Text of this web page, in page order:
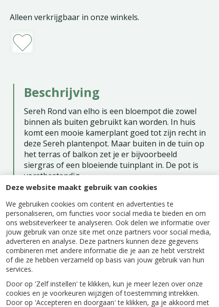
Deze website maakt gebruik van cookies
We gebruiken cookies om content en advertenties te
personaliseren, om functies voor social media te bieden en om
ons websiteverkeer te analyseren. Ook delen we informatie over
jouw gebruik van onze site met onze partners voor social media,
adverteren en analyse. Deze partners kunnen deze gegevens
combineren met andere informatie die je aan ze hebt verstrekt
of die ze hebben verzameld op basis van jouw gebruik van hun
services.
Door op 'Zelf instellen' te klikken, kun je meer lezen over onze
cookies en je voorkeuren wijzigen of toestemming intrekken.
Door op 'Accepteren en doorgaan' te klikken, ga je akkoord met
Alleen verkrijgbaar in onze winkels.
Beschrijving
Sereh Rond van elho is een bloempot die zowel
binnen als buiten gebruikt kan worden. In huis
komt een mooie kamerplant goed tot zijn recht in
deze Sereh plantenpot. Maar buiten in de tuin op
het terras of balkon zet je er bijvoorbeeld
siergras of een bloeiende tuinplant in. De pot is
vorstbestendig.
Bloempot Sereh Rond is er in verschillende
kleuren en maten en dit kan prima gecombineerd
worden met elkaar.
Sereh Bloempot Rond van elho is gemaakt van
100% gerecycled plastic, geproduceerd met
windenergie en is weer volledig recyclebaar. Zo
maak je een bewuste keuze voor jezelf en voor
de natuur.